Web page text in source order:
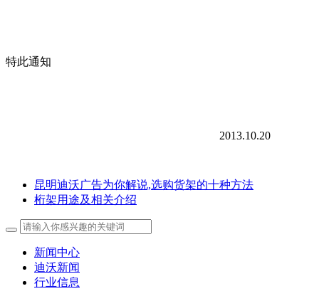
特此通知
2013.10.20
昆明迪沃广告为你解说,选购货架的十种方法
桁架用途及相关介绍
新闻中心
迪沃新闻
行业信息